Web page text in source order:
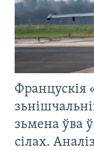
Францускія
зьмена ўва
сілах.